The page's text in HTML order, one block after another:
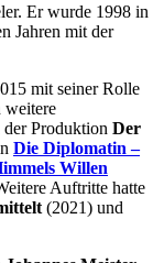
Er wurde 1998 in
Jahren mit der
mit seiner Rolle
weitere
der Produktion Der
Die Diplomatin –
Willen
Auftritte hatte
(2021) und